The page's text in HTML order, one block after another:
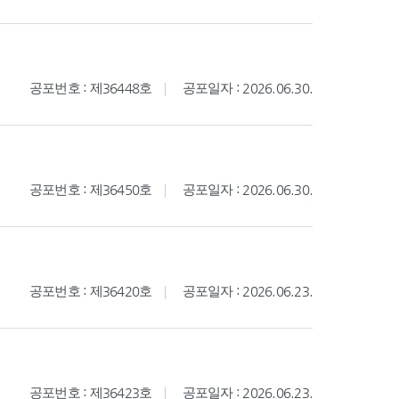
공포번호 : 제36448호 공포일자 : 2026.06.30.
공포번호 : 제36450호 공포일자 : 2026.06.30.
공포번호 : 제36420호 공포일자 : 2026.06.23.
공포번호 : 제36423호 공포일자 : 2026.06.23.